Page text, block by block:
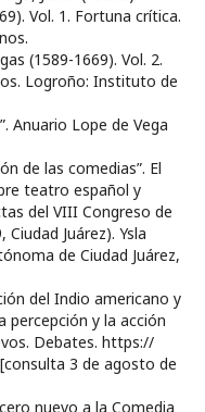
Vol. 1. Fortuna crítica.
(1589-1669). Vol. 2.
Logroño: Instituto de
Anuario Lope de Vega
de las comedias”. El
teatro español y
del VIII Congreso de
Juárez). Ysla
de Ciudad Juárez,
del Indio americano y
percepción y la acción
Debates. https://
3 de agosto de
nuevo a la Comedia